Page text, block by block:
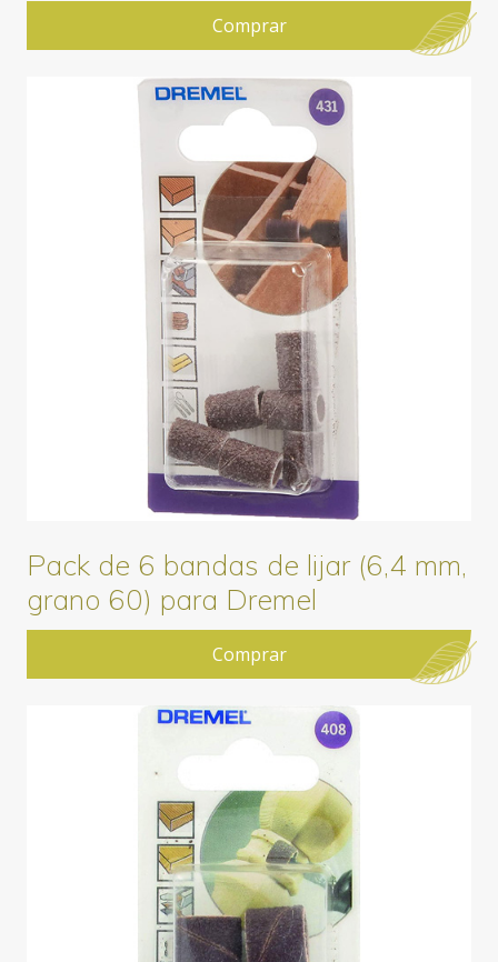
Comprar
Pack de 6 bandas de lijar (6,4 mm,
grano 60) para Dremel
Comprar